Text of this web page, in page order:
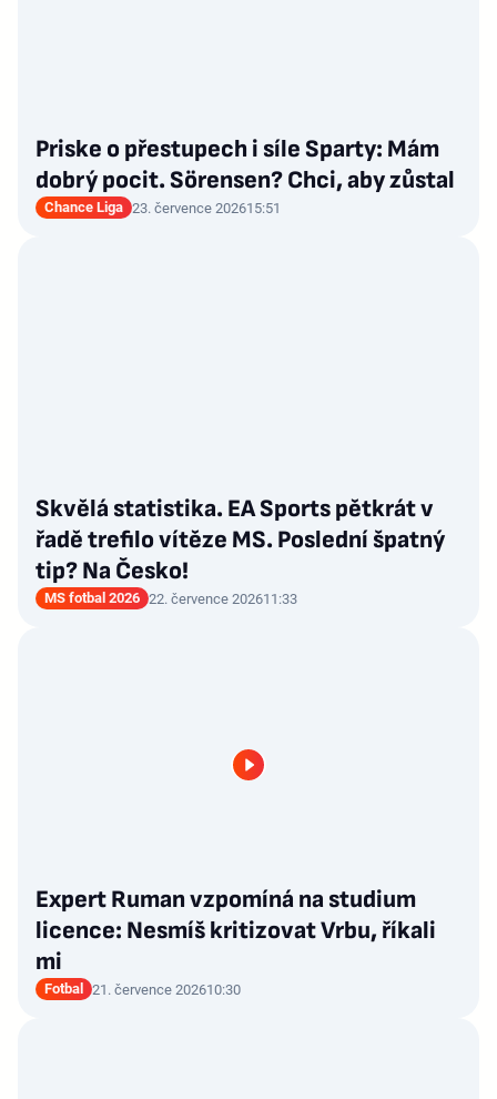
Priske o přestupech i síle Sparty: Mám
dobrý pocit. Sörensen? Chci, aby zůstal
Chance Liga 23. července 202615:51
Skvělá statistika. EA Sports pětkrát v
řadě trefilo vítěze MS. Poslední špatný
tip? Na Česko!
MS fotbal 2026 22. července 202611:33
Expert Ruman vzpomíná na studium
licence: Nesmíš kritizovat Vrbu, říkali
mi
Fotbal 21. července 202610:30